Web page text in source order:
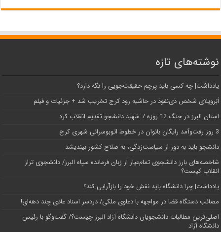
نوشته‌های تازه
یادداشت| ‌چه کسی باید پرچم حقیقت‌جویی را نگه دارد؟
اَبَر‌ویلای شخص ذی‌نفوذ در حاشیه‌ رود کرج تخریب شد + جزئیات و فیلم
استان البرز در جنگ 12 روزه 7 شهید دانشجو تقدیم انقلاب کرد
3 روز رفت‌وآمد رایگان بانوان در خطوط اتوبوسرانی شهری کرج
دانشجو باید به دور از سیاست‌زدگی، به صلاح کشور بیندیشد
شاخصه‌های بارز دانشجوی تمام‌عیار از زبان فرمانده سپاه البرز/ دانشجوی تراز
انقلاب کیست؟
یادداشت| چرا دانشگاه باید نقش خود را بازآرایی کند؟
مصائب دستگاه قضا در مواجهه با دعاوی ملکی/ دردسر اسناد عادی چند‌ دهه‌ای!
اصلی‌ترین مطالبات دانشجویان دانشگاه آزاد البرز چیست؟/ گفت‌وگو با رئیس
دانشگاه آز‌اد